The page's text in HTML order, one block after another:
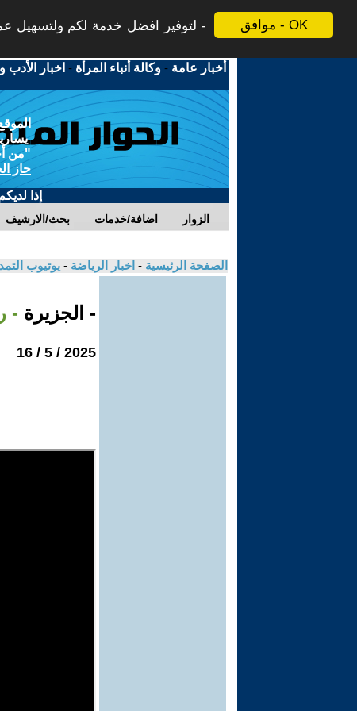
موافق - OK
لتوفير افضل خدمة لكم ولتسهيل
أخبار عامة -وكالة أنباء المرأة - اخبار الأدب
"من
حاز
إذا
بحث/الارشيف اضافة/خدمات الزوار
الصفحة الرئيسية - اخبار الرياضة - يوتيوب
- الجزيرة -
2025 / 5 / 16